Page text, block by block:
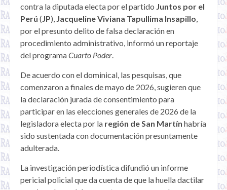
contra la diputada electa por el partido Juntos por el
Perú (JP), Jacqueline Viviana Tapullima Insapillo,
por el presunto delito de falsa declaración en
procedimiento administrativo, informó un reportaje
del programaCuarto Poder.
De acuerdo con el dominical, las pesquisas, que
comenzaron a finales de mayo de 2026, sugieren que
la declaración jurada de consentimiento para
participar en las elecciones generales de 2026 de la
legisladora electa por la región de San Martín habría
sido sustentada con documentación presuntamente
adulterada.
La investigación periodística difundió un informe
pericial policial que da cuenta de que la huella dactilar